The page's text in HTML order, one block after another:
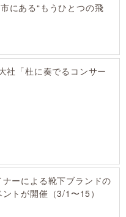
にある“もうひとつの飛
社「杜に奏でるコンサー
ナーによる靴下ブランドの
トが開催（3/1〜15）